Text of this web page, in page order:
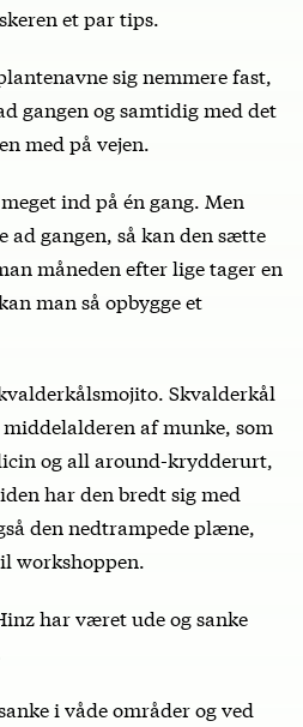
et par tips.
sig nemmere fast,
gangen og samtidig med det
med på vejen.
ind på én gang. Men
gangen, så kan den sætte
måneden efter lige tager en
man så opbygge et
Skvalderkål
af munke, som
og all around-krydderurt,
har den bredt sig med
den nedtrampede plæne,
workshoppen.
har været ude og sanke
i våde områder og ved